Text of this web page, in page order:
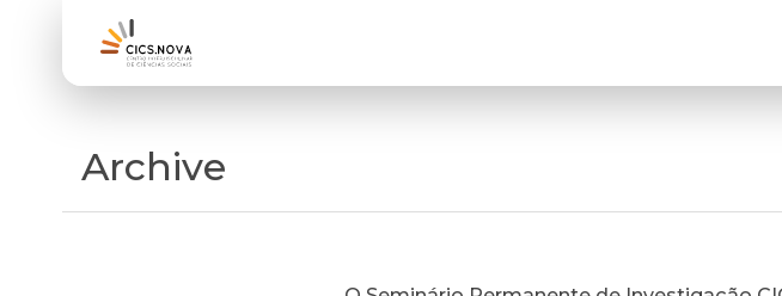
Archive